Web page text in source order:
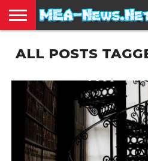
TERBARU
EDUKASI
HIBURAN
INSPIRASI
KESEHATAN
KULINER
OLAH
RAGA
OTOMOTIF
TRAVEL
JUAL
BELI
ALL POSTS